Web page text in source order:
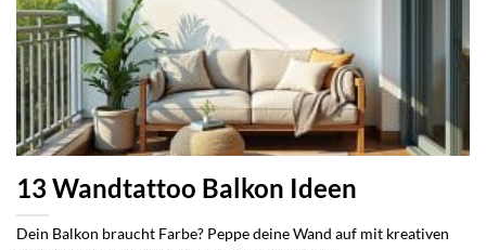
13 Wandtattoo Balkon Ideen
Dein Balkon braucht Farbe? Peppe deine Wand auf mit kreativen